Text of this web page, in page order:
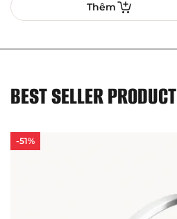
Thêm
BEST SELLER PRODUCT
-51%